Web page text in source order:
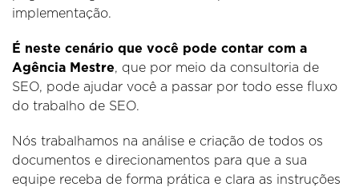
implementação.
É neste cenário que você pode contar com a
Agência Mestre, que por meio da consultoria de
SEO, pode ajudar você a passar por todo esse fluxo
do trabalho de SEO.
Nós trabalhamos na análise e criação de todos os
documentos e direcionamentos para que a sua
equipe receba de forma prática e clara as instruções